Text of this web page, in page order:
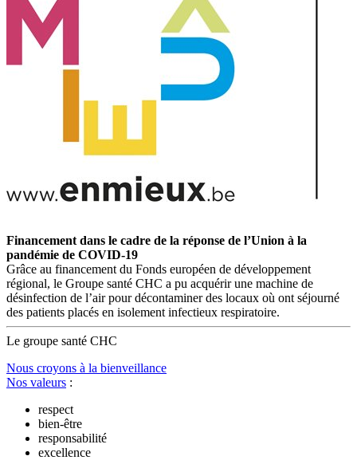
Financement dans le cadre de la réponse de l’Union à la
pandémie de COVID-19
Grâce au financement du Fonds européen de développement
régional, le Groupe santé CHC a pu acquérir une machine de
désinfection de l’air pour décontaminer des locaux où ont séjourné
des patients placés en isolement infectieux respiratoire.
Le groupe santé CHC
Nous croyons à la bienveillance
Nos valeurs :
respect
bien-être
responsabilité
excellence